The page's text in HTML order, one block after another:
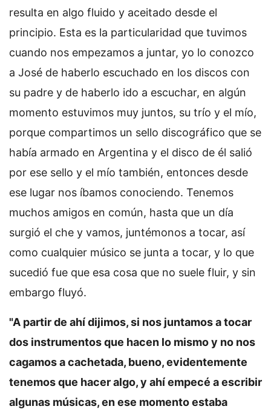
resulta en algo fluido y aceitado desde el
principio. Esta es la particularidad que tuvimos
cuando nos empezamos a juntar, yo lo conozco
a José de haberlo escuchado en los discos con
su padre y de haberlo ido a escuchar, en algún
momento estuvimos muy juntos, su trío y el mío,
porque compartimos un sello discográfico que se
había armado en Argentina y el disco de él salió
por ese sello y el mío también, entonces desde
ese lugar nos íbamos conociendo. Tenemos
muchos amigos en común, hasta que un día
surgió el che y vamos, juntémonos a tocar, así
como cualquier músico se junta a tocar, y lo que
sucedió fue que esa cosa que no suele fluir, y sin
embargo fluyó.
"A partir de ahí dijimos, si nos juntamos a tocar
dos instrumentos que hacen lo mismo y no nos
cagamos a cachetada, bueno, evidentemente
tenemos que hacer algo, y ahí empecé a escribir
algunas músicas, en ese momento estaba